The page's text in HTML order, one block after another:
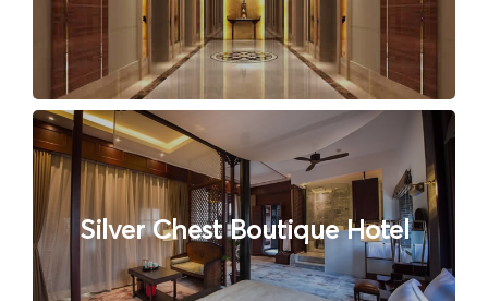
Silver Chest Boutique Hotel